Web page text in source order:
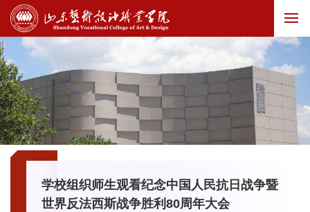
学校组织师生观看纪念中国人民抗日战争暨
世界反法西斯战争胜利80周年大会